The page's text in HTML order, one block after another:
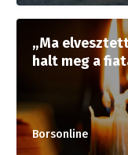
„Ma
halt meg a
Borsonline